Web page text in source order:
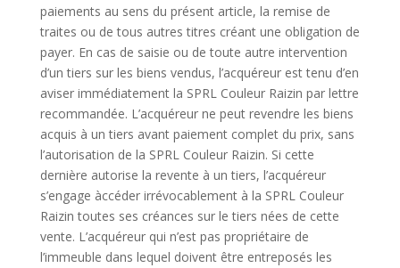
paiements au sens du présent article, la remise de
traites ou de tous autres titres créant une obligation de
payer. En cas de saisie ou de toute autre intervention
d’un tiers sur les biens vendus, l’acquéreur est tenu d’en
aviser immédiatement la SPRL Couleur Raizin par lettre
recommandée. L’acquéreur ne peut revendre les biens
acquis à un tiers avant paiement complet du prix, sans
l’autorisation de la SPRL Couleur Raizin. Si cette
dernière autorise la revente à un tiers, l’acquéreur
s’engage àccéder irrévocablement à la SPRL Couleur
Raizin toutes ses créances sur le tiers nées de cette
vente. L’acquéreur qui n’est pas propriétaire de
l’immeuble dans lequel doivent être entreposés les